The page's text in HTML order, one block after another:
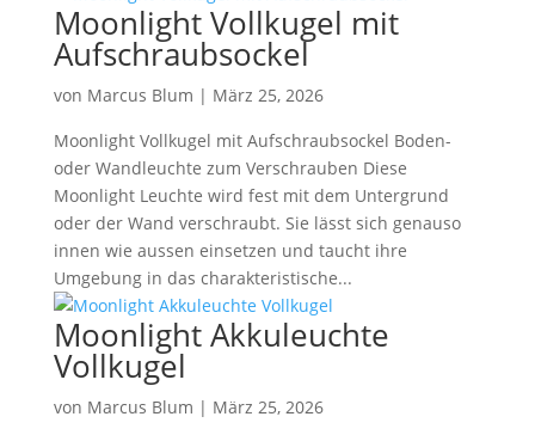
Moonlight Vollkugel mit
Aufschraubsockel
von Marcus Blum | März 25, 2026
Moonlight Vollkugel mit Aufschraubsockel Boden-
oder Wandleuchte zum Verschrauben Diese
Moonlight Leuchte wird fest mit dem Untergrund
oder der Wand verschraubt. Sie lässt sich genauso
innen wie aussen einsetzen und taucht ihre
Umgebung in das charakteristische...
Moonlight Akkuleuchte
Vollkugel
von Marcus Blum | März 25, 2026